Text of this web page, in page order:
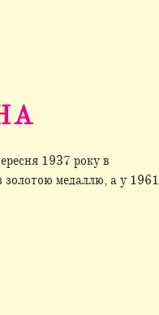
1937 року в
золотою медаллю, а у 1961